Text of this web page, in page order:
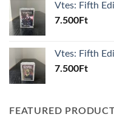
Vtes: Fifth
7.500Ft
Vtes: Fifth
7.500Ft
FEATURED